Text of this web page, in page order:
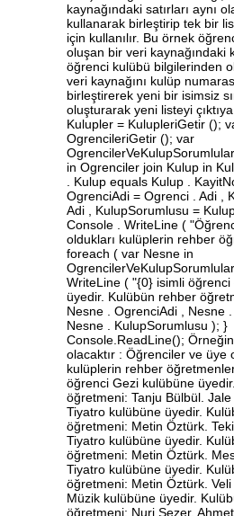
kaynağındaki satırları aynı
kullanarak birleştirip tek bir
için kullanılır. Bu örnek
oluşan bir veri kaynağındaki
öğrenci kulübü bilgilerinden
veri kaynağını kulüp
birleştirerek yeni bir isimsiz
oluşturarak yeni listeyi
Kulupler = KulupleriGetir ();
OgrencileriGetir (); var
in Ogrenciler join Kulup in
. Kulup equals Kulup .
OgrenciAdi = Ogrenci . Adi ,
Adi , KulupSorumlusu =
Console . WriteLine (
oldukları kulüplerin rehber
foreach ( var Nesne in
WriteLine ( "{0} isimli
üyedir. Kulübün rehber
Nesne . OgrenciAdi , Nesne
Nesne . KulupSorumlusu ); }
Console.ReadLine(); Örneğin
olacaktır : Öğrenciler ve üye
kulüplerin rehber
öğrenci Gezi kulübüne
öğretmeni: Tanju Bülbül.
Tiyatro kulübüne üyedir.
öğretmeni: Metin Öztürk.
Tiyatro kulübüne üyedir.
öğretmeni: Metin Öztürk.
Tiyatro kulübüne üyedir.
öğretmeni: Metin Öztürk.
Müzik kulübüne üyedir.
öğretmeni: Nuri Sezer.